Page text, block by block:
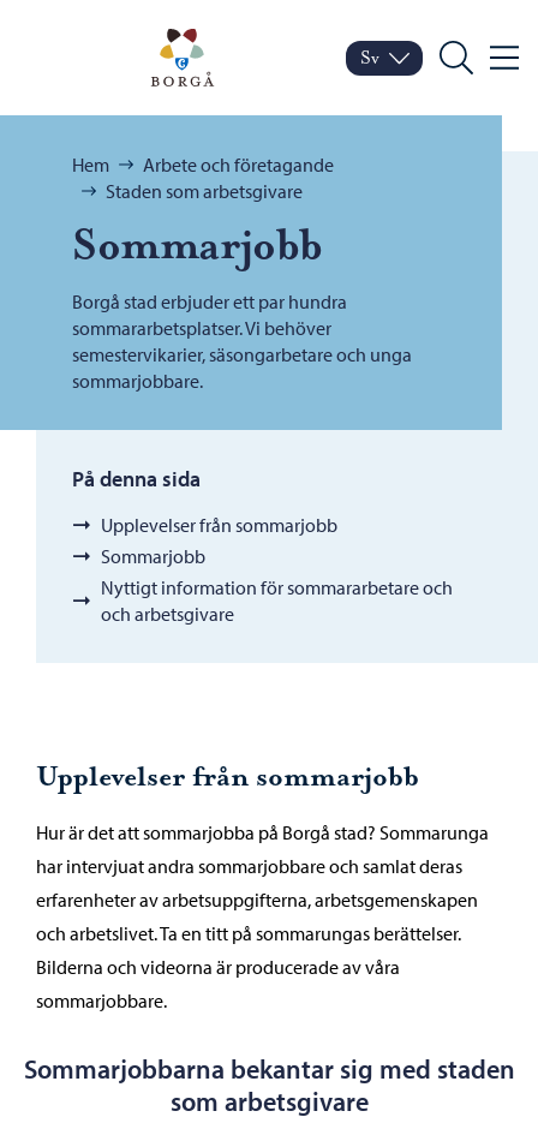
Porvoo – Gå till
Byt språk
Nuvarande språk:
Sv
Sök Meny
Bläddra:
Hem
Arbete och företagande
Staden som arbetsgivare
Sommarjobb
Borgå stad erbjuder ett par hundra
sommararbetsplatser. Vi behöver
semestervikarier, säsongarbetare och unga
sommarjobbare.
På denna sida
Upplevelser från sommarjobb
Sommarjobb
Nyttigt information för sommararbetare och
och arbetsgivare
Upplevelser från sommarjobb
Hur är det att sommarjobba på Borgå stad? Sommarunga
har intervjuat andra sommarjobbare och samlat deras
erfarenheter av arbetsuppgifterna, arbetsgemenskapen
och arbetslivet. Ta en titt på sommarungas berättelser.
Bilderna och videorna är producerade av våra
sommarjobbare.
Sommarjobbarna bekantar sig med staden
som arbetsgivare